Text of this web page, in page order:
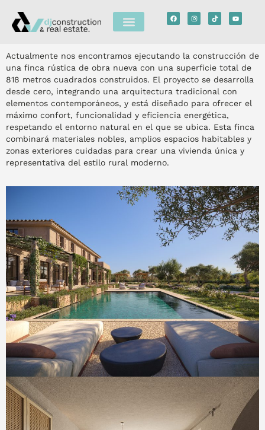
Actualmente nos encontramos ejecutando la construcción de
una finca rústica de obra nueva con una superficie total de
818 metros cuadrados construidos. El proyecto se desarrolla
desde cero, integrando una arquitectura tradicional con
elementos contemporáneos, y está diseñado para ofrecer el
máximo confort, funcionalidad y eficiencia energética,
respetando el entorno natural en el que se ubica. Esta finca
combinará materiales nobles, amplios espacios habitables y
zonas exteriores cuidadas para crear una vivienda única y
representativa del estilo rural moderno.